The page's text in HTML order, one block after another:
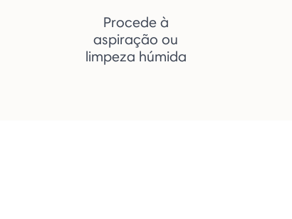
Procede à
aspiração ou
limpeza húmida